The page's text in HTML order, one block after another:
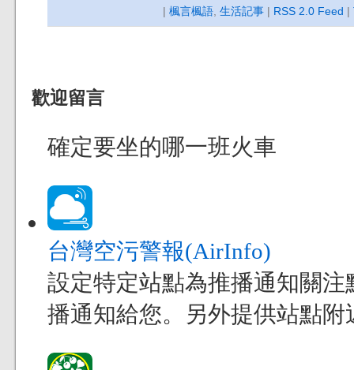
| 楓言楓語, 生活記事 | RSS 2.0 Feed |
歡迎留言
確定要坐的哪一班火車
台灣空污警報(AirInfo)
設定特定站點為推播通知關
播通知給您。另外提供站點